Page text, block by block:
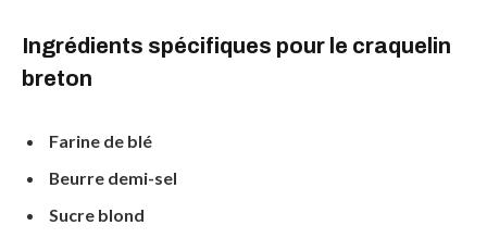
Ingrédients spécifiques pour le craquelin
breton
Farine de blé
Beurre demi-sel
Sucre blond